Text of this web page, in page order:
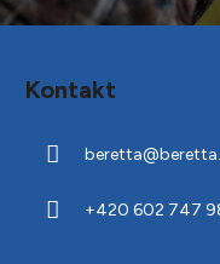
Kontakt
beretta@
+420 602 747